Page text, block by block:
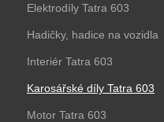
Elektrodíly Tatra 603
Hadičky, hadice na vozidla
Tatra 603
Interiér Tatra 603
Karosářské díly Tatra 603
Motor Tatra 603